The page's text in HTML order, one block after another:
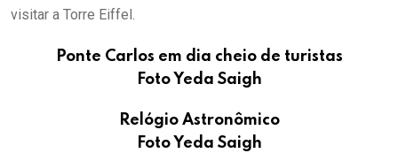
visitar a Torre Eiffel.
Ponte Carlos em dia cheio de turistas
Foto Yeda Saigh
Relógio Astronômico
Foto Yeda Saigh